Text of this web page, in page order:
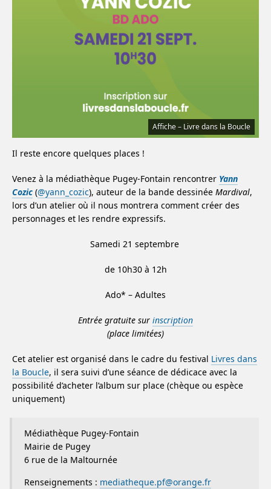
Affiche – Livre dans la Boucle
Il reste encore quelques places !
Venez à la médiathèque Pugey-Fontain rencontrer Yann
Cozic (@yann_cozic), auteur de la bande dessinée Mardival,
lors d’un atelier où il nous montrera comment créer des
personnages et les rendre expressifs.
Samedi 21 septembre
de 10h30 à 12h
Ado* – Adultes
Entrée gratuite sur inscription
(place limitées)
Cet atelier est organisé dans le cadre du festival Livres dans
la Boucle, il sera suivi d’une séance de dédicace avec la
possibilité d’acheter l’album sur place (chèque ou espèce
uniquement)
Médiathèque Pugey-Fontain
Mairie de Pugey
6 rue de la Maltournée
Renseignements : mediatheque.pf@orange.fr